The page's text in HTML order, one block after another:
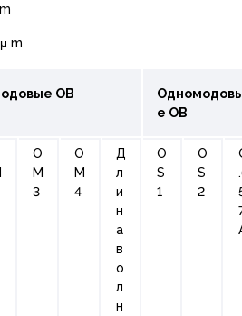
m
ОВ
е ОВ
О
М
3
О
М
4
Д
л
и
н
а
в
о
л
н
О
S
1
O
S
2